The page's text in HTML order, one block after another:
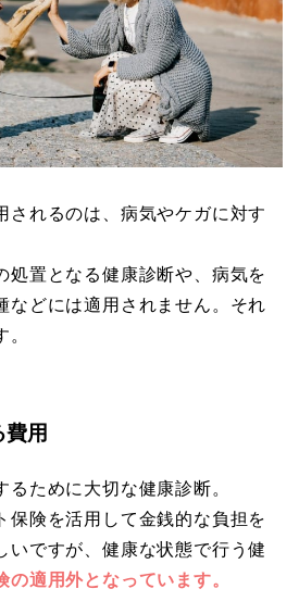
されるのは、病気やケガに対す
処置となる健康診断や、病気を
などには適用されません。それ
用
ために大切な健康診断。
保険を活用して金銭的な負担を
いですが、健康な状態で行う健
の適用外となっています。